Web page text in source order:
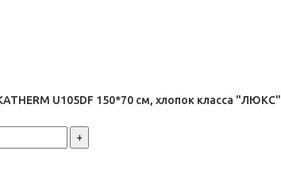
U105DF 150*70 см, хлопок класса "ЛЮКС"
+